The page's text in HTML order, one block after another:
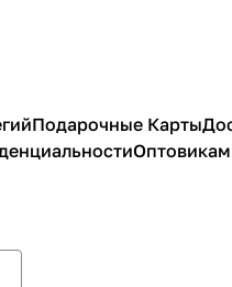
Подарочные Карты